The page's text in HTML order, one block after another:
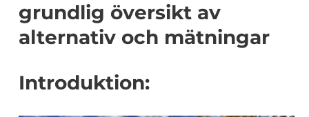
grundlig översikt av
alternativ och mätningar
Introduktion: